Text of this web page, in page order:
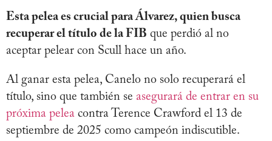
Esta pelea es crucial para Álvarez, quien busca
recuperar el título de la FIB que perdió al no
aceptar pelear con Scull hace un año.
Al ganar esta pelea, Canelo no solo recuperará el
título, sino que también se asegurará de entrar en su
próxima pelea contra Terence Crawford el 13 de
septiembre de 2025 como campeón indiscutible.